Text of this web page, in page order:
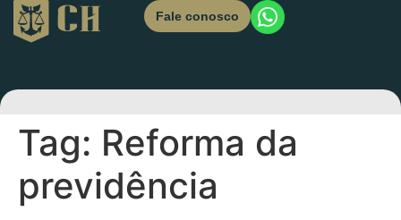
Fale conosco
Tag: Reforma da
previdência